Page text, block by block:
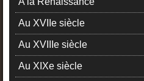
Au XVIIe siècle
Au XVIIIe siècle
Au XIXe siècle